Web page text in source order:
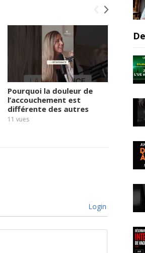
Pourquoi la douleur de
l’accouchement est
différente des autres
11 vues
Le
vues
Login